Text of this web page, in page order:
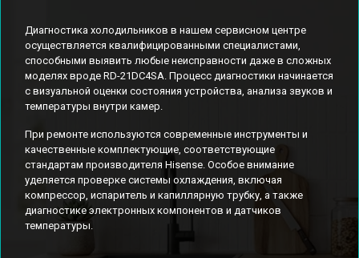
Диагностика холодильников в нашем сервисном центре
осуществляется квалифицированными специалистами,
способными выявить любые неисправности даже в сложных
моделях вроде RD-21DC4SA. Процесс диагностики начинается
с визуальной оценки состояния устройства, анализа звуков и
температуры внутри камер.
При ремонте используются современные инструменты и
качественные комплектующие, соответствующие
стандартам производителя Hisense. Особое внимание
уделяется проверке системы охлаждения, включая
компрессор, испаритель и капиллярную трубку, а также
диагностике электронных компонентов и датчиков
температуры.